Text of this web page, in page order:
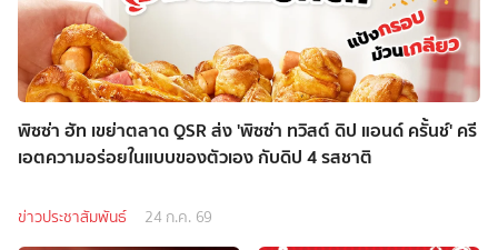
พิซซ่า ฮัท เขย่าตลาด QSR ส่ง 'พิซซ่า ทวิสต์ ดิป แอนด์ ครั้นช์' ครี
เอตความอร่อยในแบบของตัวเอง กับดิป 4 รสชาติ
ข่าวประชาสัมพันธ์ 24 ก.ค. 69